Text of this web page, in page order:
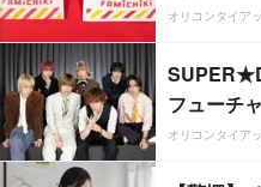
オリコンタイア
フューチ
オリコンタイア